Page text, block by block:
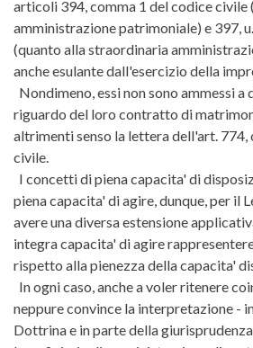
articoli 394, comma 1 del codice civile
amministrazione patrimoniale) e 397,
(quanto alla straordinaria
anche esulante dall'esercizio della
Nondimeno, essi non sono ammessi a
riguardo del loro contratto di
altrimenti senso la lettera dell'art. 774,
civile.
I concetti di piena capacita' di
piena capacita' di agire, dunque, per il
avere una diversa estensione
integra capacita' di agire
rispetto alla pienezza della capacita'
In ogni caso, anche a voler ritenere
neppure convince la interpretazione -
Dottrina e in parte della